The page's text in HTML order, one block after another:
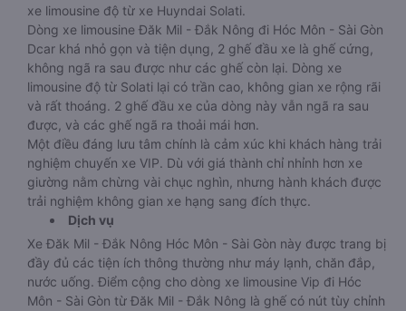
xe limousine độ từ xe Huyndai Solati.
Dòng xe limousine Đăk Mil - Đắk Nông đi Hóc Môn - Sài Gòn
Dcar khá nhỏ gọn và tiện dụng, 2 ghế đầu xe là ghế cứng,
không ngã ra sau được như các ghế còn lại. Dòng xe
limousine độ từ Solati lại có trần cao, không gian xe rộng rãi
và rất thoáng. 2 ghế đầu xe của dòng này vẫn ngã ra sau
được, và các ghế ngã ra thoải mái hơn.
Một điều đáng lưu tâm chính là cảm xúc khi khách hàng trải
nghiệm chuyến xe VIP. Dù với giá thành chỉ nhỉnh hơn xe
giường nằm chừng vài chục nghìn, nhưng hành khách được
trải nghiệm không gian xe hạng sang đích thực.
Dịch vụ
Xe Đăk Mil - Đắk Nông Hóc Môn - Sài Gòn này được trang bị
đầy đủ các tiện ích thông thường như máy lạnh, chăn đắp,
nước uống. Điểm cộng cho dòng xe limousine Vip đi Hóc
Môn - Sài Gòn từ Đăk Mil - Đắk Nông là ghế có nút tùy chỉnh